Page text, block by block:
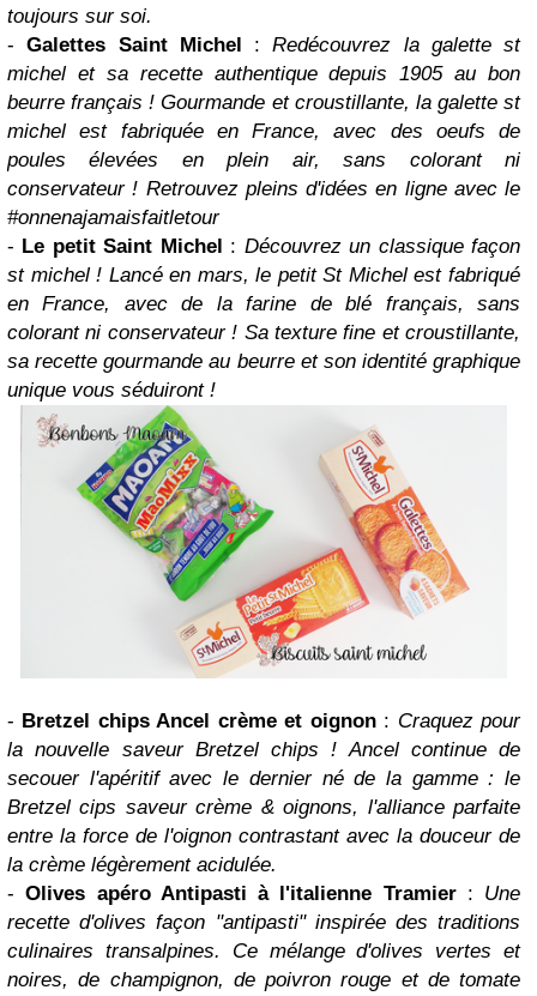
toujours sur soi.
-Galettes Saint Michel :Redécouvrez la galette st
michel et sa recette authentique depuis 1905 au bon
beurre français ! Gourmande et croustillante, la galette st
michel est fabriquée en France, avec des oeufs de
poules élevées en plein air, sans colorant ni
conservateur ! Retrouvez pleins d'idées en ligne avec le
#onnenajamaisfaitletour
- Le petit Saint Michel : Découvrez un classique façon
st michel ! Lancé en mars, le petit St Michel est fabriqué
en France, avec de la farine de blé français, sans
colorant ni conservateur ! Sa texture fine et croustillante,
sa recette gourmande au beurre et son identité graphique
unique vous séduiront !
- Bretzel chips Ancel crème et oignon: Craquez pour
la nouvelle saveur Bretzel chips ! Ancel continue de
secouer l'apéritif avec le dernier né de la gamme : le
Bretzel cips saveur crème & oignons, l'alliance parfaite
entre la force de l'oignon contrastant avec la douceur de
la crème légèrement acidulée.
-Olives apéro Antipasti à l'italienne Tramier: Une
recette d'olives façon "antipasti" inspirée des traditions
culinaires transalpines. Ce mélange d'olives vertes et
noires, de champignon, de poivron rouge et de tomate